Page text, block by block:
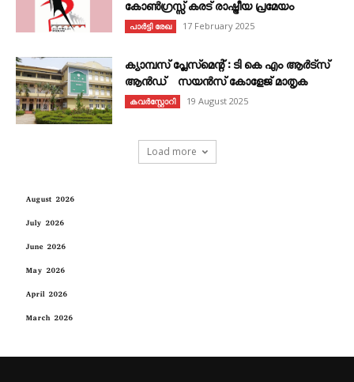
കോൺഗ്രസ്സ് കരട് രാഷ്ട്രീയ പ്രമേയം
പാർട്ടി രേഖ 17 February 2025
ക്യാമ്പസ് പ്ലേസ്മെന്റ് : ടി കെ എം ആർട്സ്
ആൻഡ് സയൻസ് കോളേജ് മാതൃക
കവര്‍സ്റ്റോറി 19 August 2025
Load more
August 2026
July 2026
June 2026
May 2026
April 2026
March 2026